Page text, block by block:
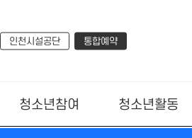
인천시설공단 통합예약
청소년참여 청소년활동